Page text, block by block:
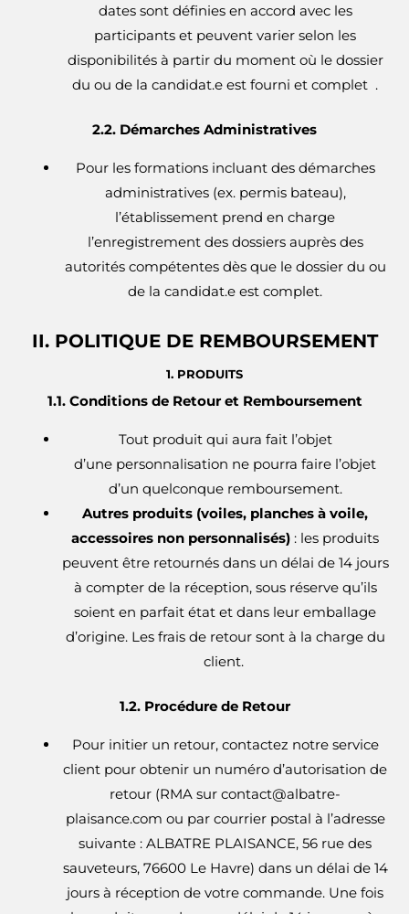
dates sont définies en accord avec les
participants et peuvent varier selon les
disponibilités à partir du moment où le dossier
du ou de la candidat.e est fourni et complet .
2.2. Démarches Administratives
Pour les formations incluant des démarches
administratives (ex. permis bateau),
l’établissement prend en charge
l’enregistrement des dossiers auprès des
autorités compétentes dès que le dossier du ou
de la candidat.e est complet.
II. POLITIQUE DE REMBOURSEMENT
1. PRODUITS
1.1. Conditions de Retour et Remboursement
Tout produit qui aura fait l’objet
d’une personnalisation ne pourra faire l’objet
d’un quelconque remboursement.
Autres produits (voiles, planches à voile,
accessoires non personnalisés) : les produits
peuvent être retournés dans un délai de 14 jours
à compter de la réception, sous réserve qu’ils
soient en parfait état et dans leur emballage
d’origine. Les frais de retour sont à la charge du
client.
1.2. Procédure de Retour
Pour initier un retour, contactez notre service
client pour obtenir un numéro d’autorisation de
retour (RMA sur contact@albatre-
plaisance.com ou par courrier postal à l’adresse
suivante : ALBATRE PLAISANCE, 56 rue des
sauveteurs, 76600 Le Havre) dans un délai de 14
jours à réception de votre commande. Une fois